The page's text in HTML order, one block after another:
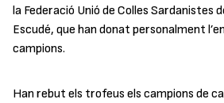
la Federació Unió de Colles Sardanistes
Escudé, que han donat personalment
campions.
Han rebut els trofeus els campions de